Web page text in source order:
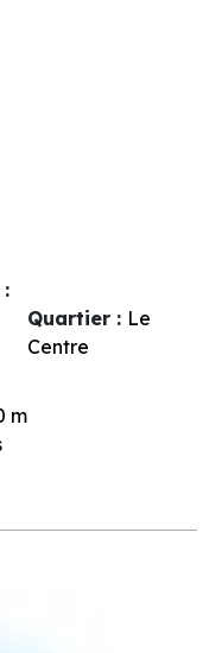
Quartier : Le
Centre
m